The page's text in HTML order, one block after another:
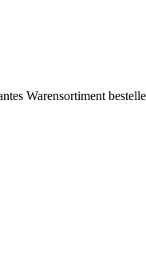
Warensortiment